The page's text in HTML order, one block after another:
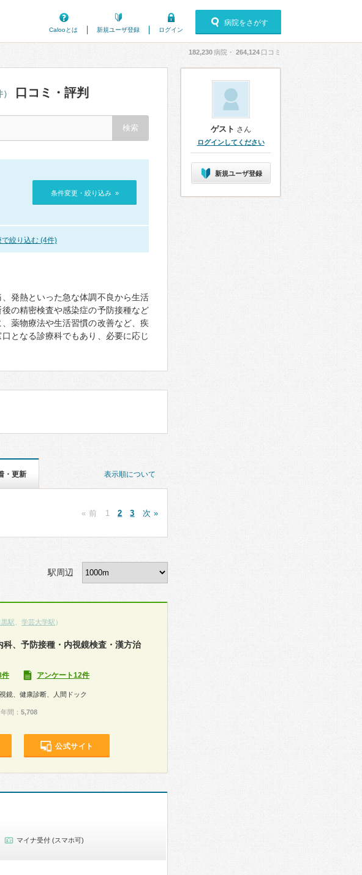
Calooとは
新規ユーザ登録 ログイン
病院をさがす
182,230病院・ 264,124 口コミ
口コミ・評判
条件変更・絞り込み »
で絞り込む (4件)
発熱といった急な体調不良から生活
の精密検査や感染症の予防接種など
薬物療法や生活習慣の改善など、疾
となる診療科でもあり、必要に応じ
表示順について
・更新
« 前 1 2 3 次 »
駅周辺
駅 学芸大学駅 ）
、予防接種・内視鏡検査・漢方治
件 アンケート12件
鏡、健康診断、人間ドック
： 5,708
公式サイト
マイナ受付 (スマホ可)
ゲスト さん
ログインしてください
新規ユーザ登録